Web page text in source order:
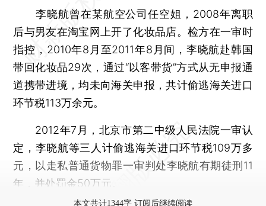
李晓航曾在某航空公司任空姐，2008年离职
后与男友在淘宝网上开了化妆品店。检方在一审时
指控，2010年8月至2011年8月间，李晓航赴韩国
带回化妆品29次，通过“以客带货”方式从无申报通
道携带进境，均未向海关申报，共计偷逃海关进口
环节税113万余元。
2012年7月，北京市第二中级人民法院一审认
定，李晓航等三人计偷逃海关进口环节税109万多
元，以走私普通货物罪一审判处李晓航有期徒刑11
年，并处罚金50万元。
本文共计1344字 订阅后继续阅读